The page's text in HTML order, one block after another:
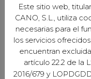
Este sitio web,
CANO, S.L., utiliza
necesarias para el
los servicios
encuentran
artículo 22.2 de la
2016/679 y